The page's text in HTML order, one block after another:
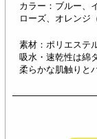
カラー：ブルー、
ローズ、オレンジ
素材：ポリエステ
吸水・速乾性は綿
柔らかな肌触りと